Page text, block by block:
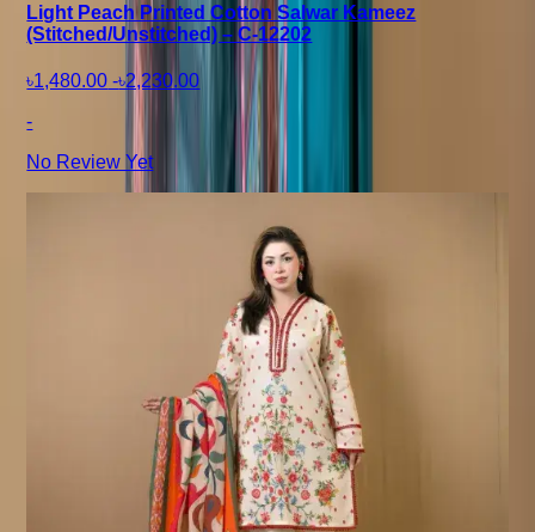
Light Peach Printed Cotton Salwar Kameez
(Stitched/Unstitched) – C-12202
৳1,480.00 -৳2,230.00
-
No Review Yet